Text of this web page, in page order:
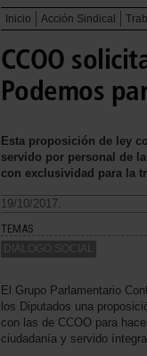
Inicio Acción Sindical
CCOO
Podemos
Esta proposición de ley
servido por personal de
con exclusividad para la
19/10/2017.
TEMAS
DIALOGO SOCIAL
El Grupo Parlamentario
los Diputados una
con las de CCOO para
ciudadanía y servido